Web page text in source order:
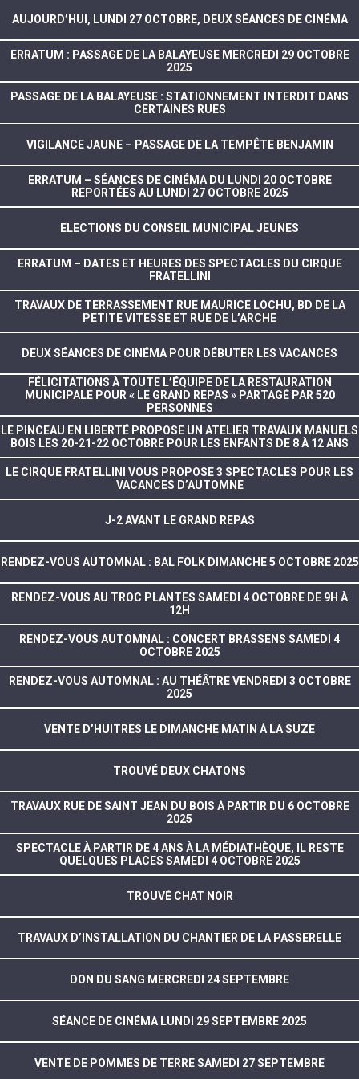
AUJOURD’HUI, LUNDI 27 OCTOBRE, DEUX SÉANCES DE CINÉMA
ERRATUM : PASSAGE DE LA BALAYEUSE MERCREDI 29 OCTOBRE
2025
PASSAGE DE LA BALAYEUSE : STATIONNEMENT INTERDIT DANS
CERTAINES RUES
VIGILANCE JAUNE – PASSAGE DE LA TEMPÊTE BENJAMIN
ERRATUM – SÉANCES DE CINÉMA DU LUNDI 20 OCTOBRE
REPORTÉES AU LUNDI 27 OCTOBRE 2025
ELECTIONS DU CONSEIL MUNICIPAL JEUNES
ERRATUM – DATES ET HEURES DES SPECTACLES DU CIRQUE
FRATELLINI
TRAVAUX DE TERRASSEMENT RUE MAURICE LOCHU, BD DE LA
PETITE VITESSE ET RUE DE L’ARCHE
DEUX SÉANCES DE CINÉMA POUR DÉBUTER LES VACANCES
FÉLICITATIONS À TOUTE L’ÉQUIPE DE LA RESTAURATION
MUNICIPALE POUR « LE GRAND REPAS » PARTAGÉ PAR 520
PERSONNES
LE PINCEAU EN LIBERTÉ PROPOSE UN ATELIER TRAVAUX MANUELS
BOIS LES 20-21-22 OCTOBRE POUR LES ENFANTS DE 8 À 12 ANS
LE CIRQUE FRATELLINI VOUS PROPOSE 3 SPECTACLES POUR LES
VACANCES D’AUTOMNE
J-2 AVANT LE GRAND REPAS
RENDEZ-VOUS AUTOMNAL : BAL FOLK DIMANCHE 5 OCTOBRE 2025
RENDEZ-VOUS AU TROC PLANTES SAMEDI 4 OCTOBRE DE 9H À
12H
RENDEZ-VOUS AUTOMNAL : CONCERT BRASSENS SAMEDI 4
OCTOBRE 2025
RENDEZ-VOUS AUTOMNAL : AU THÉÂTRE VENDREDI 3 OCTOBRE
2025
VENTE D’HUITRES LE DIMANCHE MATIN À LA SUZE
TROUVÉ DEUX CHATONS
TRAVAUX RUE DE SAINT JEAN DU BOIS À PARTIR DU 6 OCTOBRE
2025
SPECTACLE À PARTIR DE 4 ANS À LA MÉDIATHÈQUE, IL RESTE
QUELQUES PLACES SAMEDI 4 OCTOBRE 2025
TROUVÉ CHAT NOIR
TRAVAUX D’INSTALLATION DU CHANTIER DE LA PASSERELLE
DON DU SANG MERCREDI 24 SEPTEMBRE
SÉANCE DE CINÉMA LUNDI 29 SEPTEMBRE 2025
VENTE DE POMMES DE TERRE SAMEDI 27 SEPTEMBRE